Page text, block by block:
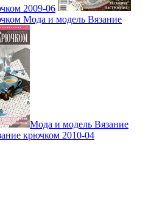
2009-06
Мода и модель Вязание
Мода и модель Вязание
крючком 2010-04